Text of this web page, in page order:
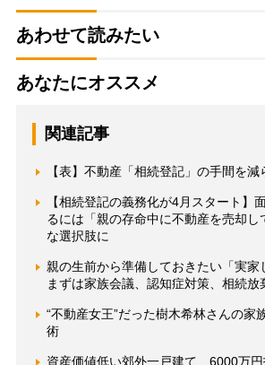
あわせて読みたい
あなたにオススメ
関連記事
【表】不動産「相続登記」の手間を減
【相続登記の義務化が4月スタート】
るには「親の存命中に不動産を売却し
な選択肢に
親の生前から準備しておきたい「実
まずは家族会議、認知症対策、相続放
“不動産女王”だった樹木希林さんの家
術
資産価値低い郊外一戸建て 6000万